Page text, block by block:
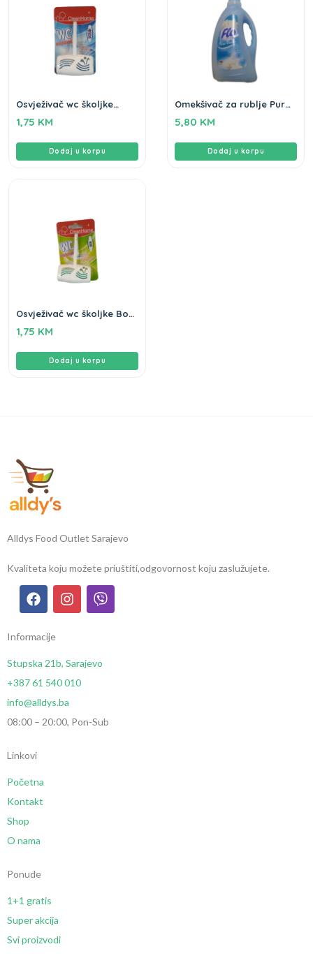
Osvježivač wc školjke
1,75 KM
Dodaj u korpu
Omekšivač za rublje Pure
5,80 KM
Dodaj u korpu
Osvježivač wc školjke Bor
1,75 KM
Dodaj u korpu
Alldys Food Outlet Sarajevo
Kvaliteta koju možete priuštiti,odgovornost koju zaslužujete.
Informacije
Stupska 21b, Sarajevo
+387 61 540 010
info@alldys.ba
08:00 – 20:00, Pon-Sub
Linkovi
Početna
Kontakt
Shop
O nama
Ponude
1+1 gratis
Super akcija
Svi proizvodi